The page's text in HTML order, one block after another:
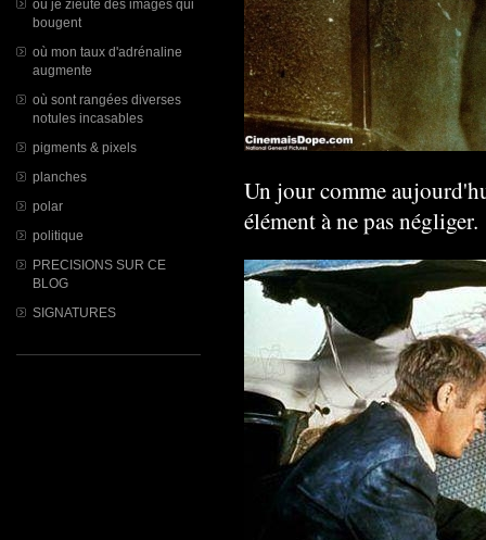
où je zieute des images qui
bougent
où mon taux d'adrénaline
augmente
où sont rangées diverses
notules incasables
pigments & pixels
planches
polar
politique
PRECISIONS SUR CE
BLOG
SIGNATURES
Un jour comme
élément à ne pas négliger.